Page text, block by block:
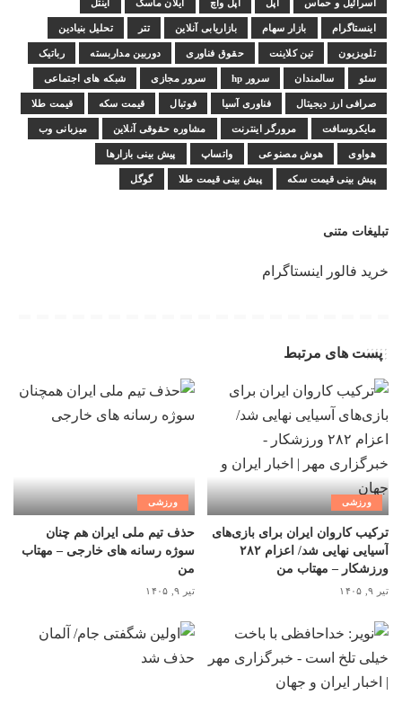
اسرائیل و حماس اپل اپل واچ ایلان ماسک اینتل
اینستاگرام بازار سهام بازاریابی آنلاین تتر تحلیل بنیادین
تلویزیون تین کلاینت حقوق فناوری دوربین مداربسته رباتیک
سئو سالمندان سرور hp سرور مجازی شبکه های اجتماعی
صرافی ارز دیجیتال فناوری آسیا فوتبال قیمت سکه قیمت طلا
مایکروسافت مرورگر اینترنت مشاوره حقوقی آنلاین میزبانی وب
هواوی هوش مصنوعی واتساپ پیش بینی بازارها
پیش بینی قیمت سکه پیش بینی قیمت طلا گوگل
تبلیغات متنی
خرید فالور اینستاگرام
پست های مرتبط
ورزشی
ترکیب کاروان ایران برای بازی‌های
آسیایی نهایی شد/ اعزام ۲۸۲
ورزشکار – مهتاب من
تیر ۹, ۱۴۰۵
ورزشی
حذف تیم ملی ایران هم چنان
سوژه رسانه های خارجی – مهتاب
من
تیر ۹, ۱۴۰۵